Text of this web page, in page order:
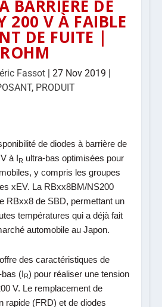
BARRIÈRE DE
200 V À FAIBLE
DE FUITE |
ROHM
Fassot |27 Nov 2019 |
, PRODUIT
de diodes à barrière de
à I
R ultra-bas optimisées pour
y compris les groupes
xEV. La RBxx8BM/NS200
RBxx8 de SBD, permettant un
températures qui a déjà fait
automobile au Japon.
des caractéristiques de
(I R) pour réaliser une tension
V. Le remplacement de
rapide (FRD) et de diodes